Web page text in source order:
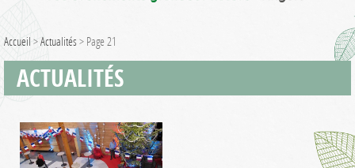
Accueil >Actualités > Page 21
ACTUALITÉS